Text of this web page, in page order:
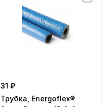
31 ₽
Трубка, Energoflex®